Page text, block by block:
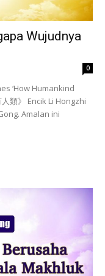
Wujudnya
0
‘How Humankind
類》 Encik Li Hongzhi
Amalan ini